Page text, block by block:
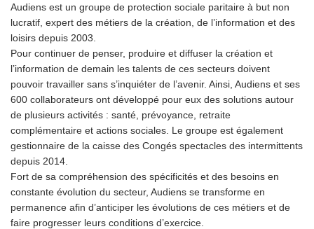
Audiens est un groupe de protection sociale paritaire à but non
lucratif, expert des métiers de la création, de l’information et des
loisirs depuis 2003.
Pour continuer de penser, produire et diffuser la création et
l’information de demain les talents de ces secteurs doivent
pouvoir travailler sans s’inquiéter de l’avenir. Ainsi, Audiens et ses
600 collaborateurs ont développé pour eux des solutions autour
de plusieurs activités : santé, prévoyance, retraite
complémentaire et actions sociales. Le groupe est également
gestionnaire de la caisse des Congés spectacles des intermittents
depuis 2014.
Fort de sa compréhension des spécificités et des besoins en
constante évolution du secteur, Audiens se transforme en
permanence afin d’anticiper les évolutions de ces métiers et de
faire progresser leurs conditions d’exercice.